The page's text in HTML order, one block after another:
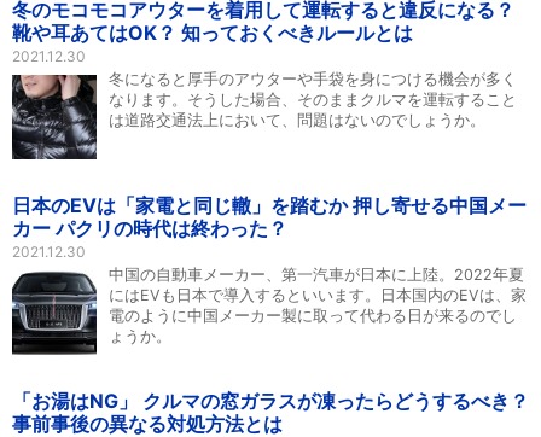
冬のモコモコアウターを着用して運転すると違反になる？
靴や耳あてはOK？ 知っておくべきルールとは
2021.12.30
冬になると厚手のアウターや手袋を身につける機会が多く
なります。そうした場合、そのままクルマを運転すること
は道路交通法上において、問題はないのでしょうか。
日本のEVは「家電と同じ轍」を踏むか 押し寄せる中国メー
カー パクリの時代は終わった？
2021.12.30
中国の自動車メーカー、第一汽車が日本に上陸。2022年夏
にはEVも日本で導入するといいます。日本国内のEVは、家
電のように中国メーカー製に取って代わる日が来るのでし
ょうか。
「お湯はNG」 クルマの窓ガラスが凍ったらどうするべき？
事前事後の異なる対処方法とは